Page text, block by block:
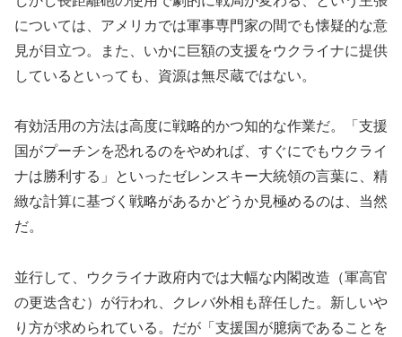
については、アメリカでは軍事専門家の間でも懐疑的な意
見が目立つ。また、いかに巨額の支援をウクライナに提供
しているといっても、資源は無尽蔵ではない。
有効活用の方法は高度に戦略的かつ知的な作業だ。「支援
国がプーチンを恐れるのをやめれば、すぐにでもウクライ
ナは勝利する」といったゼレンスキー大統領の言葉に、精
緻な計算に基づく戦略があるかどうか見極めるのは、当然
だ。
並行して、ウクライナ政府内では大幅な内閣改造（軍高官
の更迭含む）が行われ、クレバ外相も辞任した。新しいや
り方が求められている。だが「支援国が臆病であることを